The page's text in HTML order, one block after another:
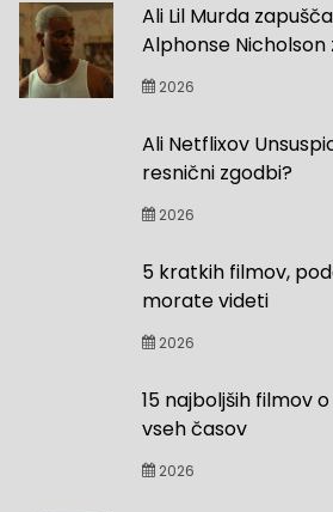
Ali Lil Murda
Alphonse
2026
Ali Netflixov
resnični zgodbi?
2026
5 kratkih filmov,
morate videti
2026
15 najboljših filmov
vseh časov
2026